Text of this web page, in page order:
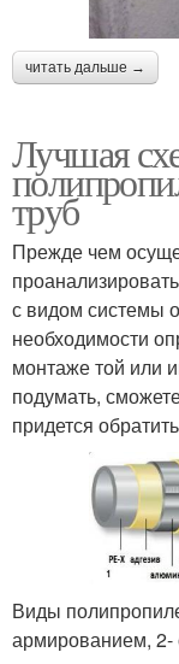
читать дальше →
Лучшая
труб
Прежде чем
с видом системы
необходимости
монтаже той или
подумать,
придется
Виды
армированием, 2-